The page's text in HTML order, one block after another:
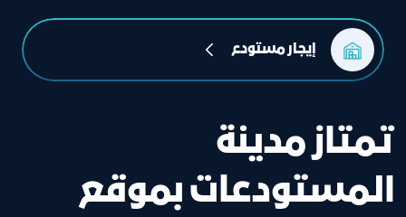
إيجار مستودع
تمتاز مدينة
المستودعات بموقع